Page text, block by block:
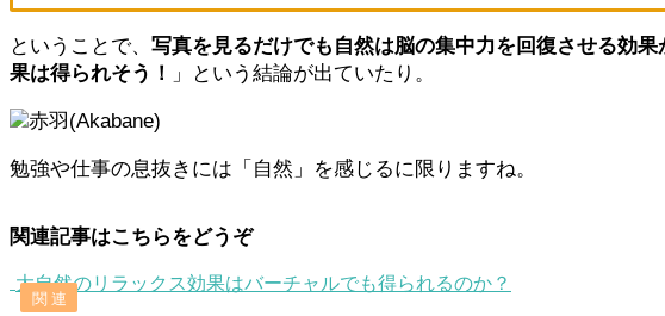
ということで、 写真を見るだけでも自然は脳の集中力を回復させる効果
果は得られそう！
」という結論が出ていたり。
赤羽(Akabane)
勉強や仕事の息抜きには「自然」を感じるに限りますね。
関連記事はこちらをどうぞ
大自然のリラックス効果はバーチャルでも得られるのか？